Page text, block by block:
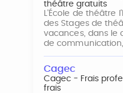
théâtre gratuits
L'École de théâtre
des Stages de
vacances, dans le
de
Cagec
Cagec - Frais
frais